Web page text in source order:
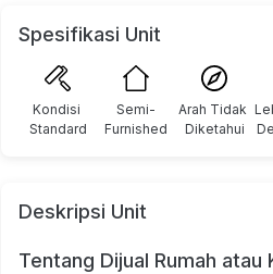
Spesifikasi Unit
Kondisi
Standard
Semi-
Furnished
Arah Tidak
Diketahui
Deskripsi Unit
Tentang Dijual Rumah